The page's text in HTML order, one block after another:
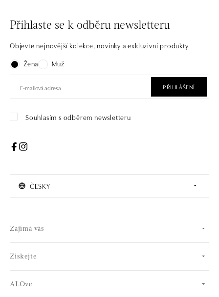
Přihlaste se k odběru newsletteru
Objevte nejnovější kolekce, novinky a exkluzivní produkty.
Žena
Muž
PŘIHLÁŠENÍ
Souhlasím s odběrem newsletteru
ČESKY
Zajímá vás
Získejte
ALOve